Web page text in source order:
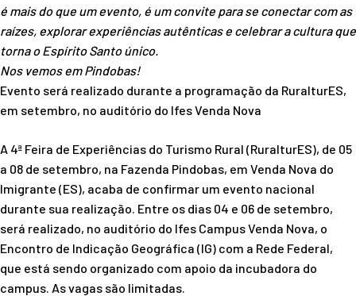
é mais do que um evento, é um convite para se conectar com as
raízes, explorar experiências autênticas e celebrar a cultura que
torna o Espírito Santo único.
Nos vemos em Pindobas!
Evento será realizado durante a programação da RuralturES,
em setembro, no auditório do Ifes Venda Nova
A 4ª Feira de Experiências do Turismo Rural (RuralturES), de 05
a 08 de setembro, na Fazenda Pindobas, em Venda Nova do
Imigrante (ES), acaba de confirmar um evento nacional
durante sua realização. Entre os dias 04 e 06 de setembro,
será realizado, no auditório do Ifes Campus Venda Nova, o
Encontro de Indicação Geográfica (IG) com a Rede Federal,
que está sendo organizado com apoio da incubadora do
campus. As vagas são limitadas.